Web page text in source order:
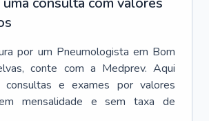
por um Pneumologista em Bom
, conte com a Medprev. Aqui
consultas e exames por valores
mensalidade e sem taxa de